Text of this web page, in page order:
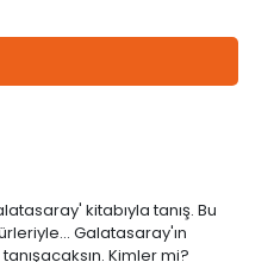
kitabıyla tanış. Bu
Galatasaray'ın
Kimler mi?